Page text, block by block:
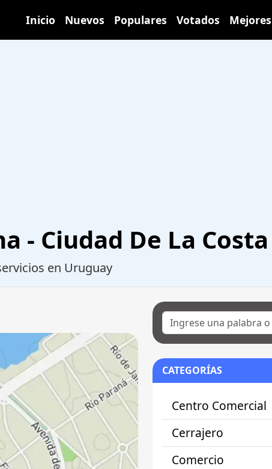
Inicio Nuevos Populares Votados Mejores
- Ciudad De La Costa
en Uruguay
CATEGORÍAS
Centro Comercial
Cerrajero
Comercio